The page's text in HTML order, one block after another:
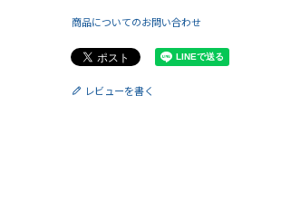
商品についてのお問い合わせ
レビューを書く